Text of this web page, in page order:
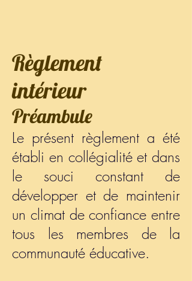
Règlement
intérieur
Préambule
Le présent règlement a été
établi en collégialité et dans
le souci constant de
développer et de maintenir
un climat de confiance entre
tous les membres de la
communauté éducative.